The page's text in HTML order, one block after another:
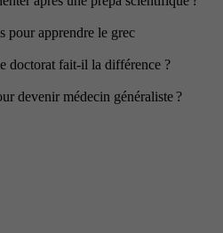
pour apprendre le grec
doctorat fait-il la différence ?
devenir médecin généraliste ?